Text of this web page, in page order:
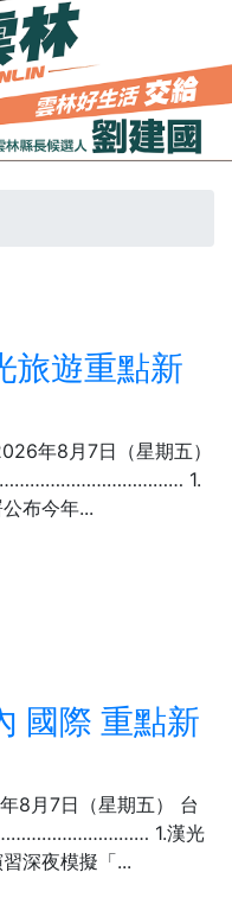
旅遊重點新
年8月7日（星期五）
1.
布今年...
國際 重點新
8月7日（星期五） 台
1.漢光
深夜模擬「...